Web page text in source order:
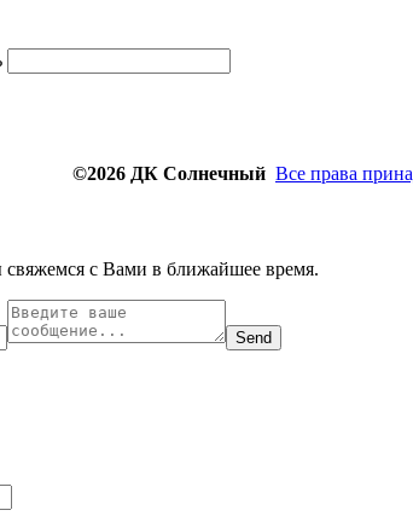
©2026 ДК Солнечный Все права
с Вами в ближайшее время.
Send